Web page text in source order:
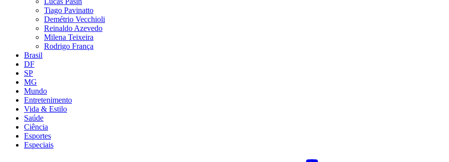
Tiago Pavinatto
Demétrio Vecchioli
Reinaldo Azevedo
Milena Teixeira
Rodrigo França
Brasil
DF
SP
MG
Mundo
Entretenimento
Vida & Estilo
Saúde
Ciência
Esportes
Especiais